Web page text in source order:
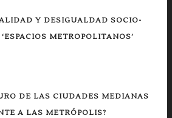
Y DESIGUALDAD SOCIO-
METROPOLITANOS’
DE LAS CIUDADES MEDIANAS
A LAS METRÓPOLIS?